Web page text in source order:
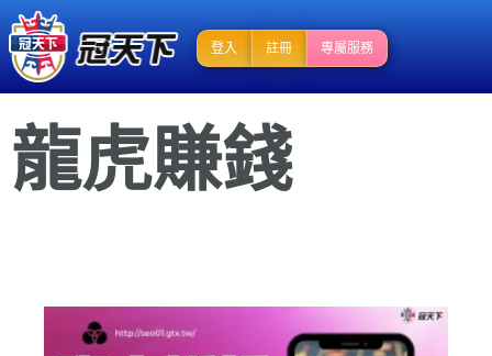
登入 註冊 專屬服務
龍虎賺錢